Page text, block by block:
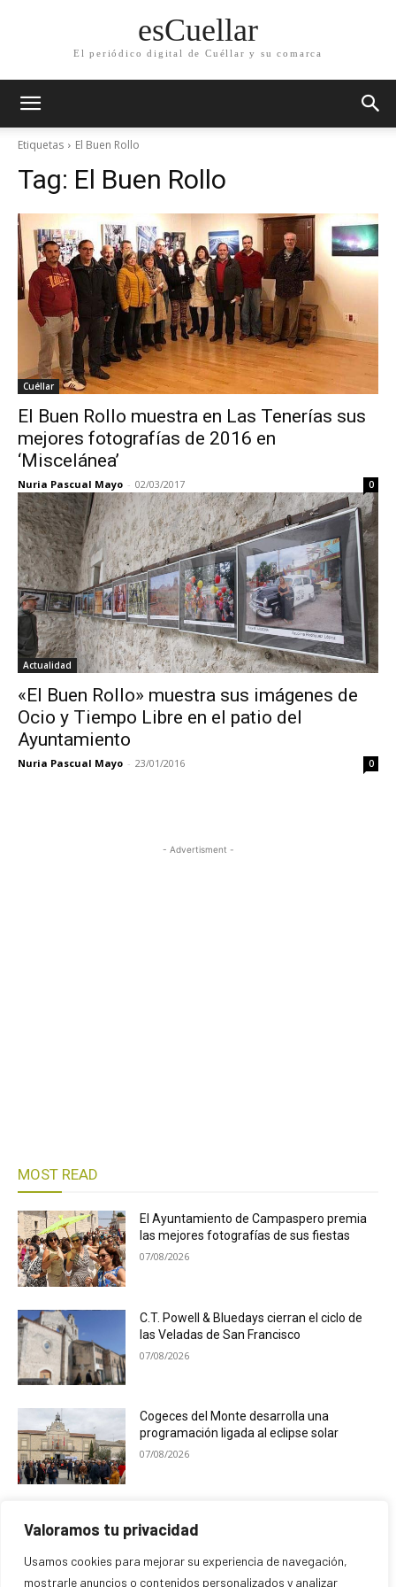
Valoramos tu privacidad
Usamos cookies para mejorar su experiencia de navegación,
mostrarle anuncios o contenidos personalizados y analizar
esCuellar
El periódico digital de Cuéllar y su comarca
Etiquetas El Buen Rollo
Tag: El Buen Rollo
Cuéllar
El Buen Rollo muestra en Las Tenerías sus
mejores fotografías de 2016 en
‘Miscelánea’
Nuria Pascual Mayo - 02/03/2017 0
Actualidad
«El Buen Rollo» muestra sus imágenes de
Ocio y Tiempo Libre en el patio del
Ayuntamiento
Nuria Pascual Mayo - 23/01/2016 0
- Advertisment -
MOST READ
El Ayuntamiento de Campaspero premia
las mejores fotografías de sus fiestas
07/08/2026
C.T. Powell & Bluedays cierran el ciclo de
las Veladas de San Francisco
07/08/2026
Cogeces del Monte desarrolla una
programación ligada al eclipse solar
07/08/2026
Cuéllar se transforma en Festival